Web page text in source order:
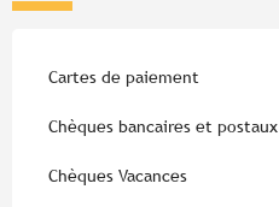
Cartes de paiement
Chèques bancaires et postaux
Chèques Vacances